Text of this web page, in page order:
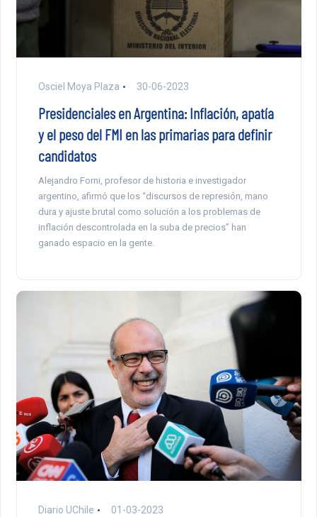
Osciel Moya Plaza 30-06-2023
Presidenciales en Argentina: Inflación, apatía
y el peso del FMI en las primarias para definir
candidatos
Alejandro Forni, profesor de historia e investigador
argentino, afirmó que los “discursos de represión, mano
dura y ajuste brutal como solución a los problemas de
inflación descontrolada en la suba de precios” han
ganado espacio en la gente.
Diario UChile 01-03-2023